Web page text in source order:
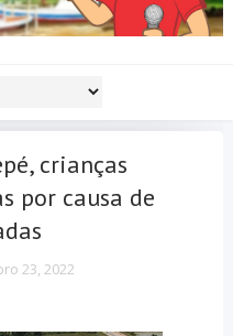
crianças
por causa de
23, 2022